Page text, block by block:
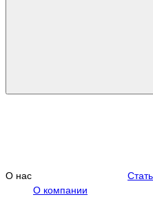
О нас
О компании